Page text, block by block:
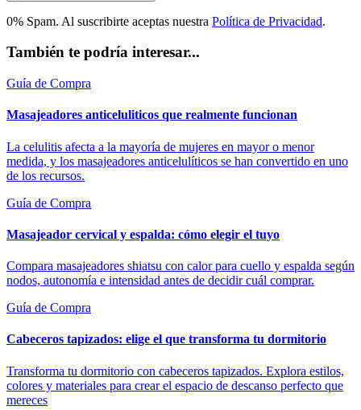
0% Spam. Al suscribirte aceptas nuestra Política de Privacidad.
También te podría interesar...
Guía de Compra
Masajeadores anticeluliticos que realmente funcionan
La celulitis afecta a la mayoría de mujeres en mayor o menor
medida, y los masajeadores anticelulíticos se han convertido en uno
de los recursos.
Guía de Compra
Masajeador cervical y espalda: cómo elegir el tuyo
Compara masajeadores shiatsu con calor para cuello y espalda según
nodos, autonomía e intensidad antes de decidir cuál comprar.
Guía de Compra
Cabeceros tapizados: elige el que transforma tu dormitorio
Transforma tu dormitorio con cabeceros tapizados. Explora estilos,
colores y materiales para crear el espacio de descanso perfecto que
mereces